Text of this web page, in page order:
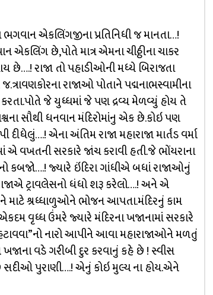
એકલિંગજીના પ્રતિનિધી જ માનતા…!
છે,પોતે માત્ર એમના ચીઠ્ઠીના ચાકર
છે….! રાજા તો પહાડીઓની મધ્યે બિરાજતા
રાજાઓ પોતાને પદ્મનાભસ્વામીના
જે યુધ્ધમાં જે પણ દ્રવ્ય મેળવ્યું હોય તે
સૌથી ધનવાન મંદિરોમાંનુ એક છે.કોઇ પણ
એના અંતિમ રાજા મહારાજા માર્તંડ વર્મા
એ વખતની સરકારે જાંચ કરાવી હતી.જે ભોંયરાના
કબજો….! જ્યારે ઇંદિરા ગાંધીએ બધાં રાજાઓનું
ટ્રાવલેસનો ધંધો શરૂ કરેલો….! અને એ
માટે શ્રધ્ધાળુઓને ભોજન આપતા.મંદિરનું કામ
વૃધ્ધ ઉંમરે જ્યારે મંદિરના ખજાનામાં સરકારે
હટાવવા”નો નારો આપીને આવા મહારાજાઓને મળતું
વડે ગરીબી દુર કરવાનું કહે છે ! સ્વીસ
પુરાણી….! એનું કોઇ મુલ્ય ના હોય.એને